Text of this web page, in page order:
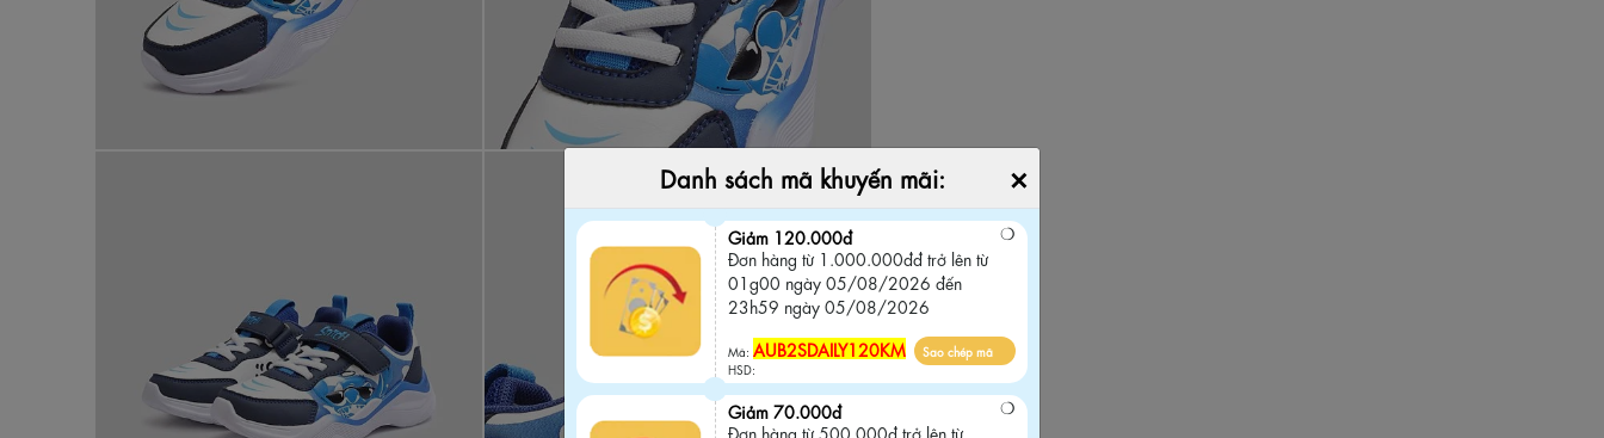
Danh sách mã khuyến mãi: ×
Giảm 120.000đ
Đơn hàng từ 1.000.000đđ trở lên từ
01g00 ngày 05/08/2026 đến
23h59 ngày 05/08/2026
Mã: AUB2SDAILY120KM
HSD:
Sao chép mã
Giảm 70.000đ
Đơn hàng từ 500.000đ trở lên từ